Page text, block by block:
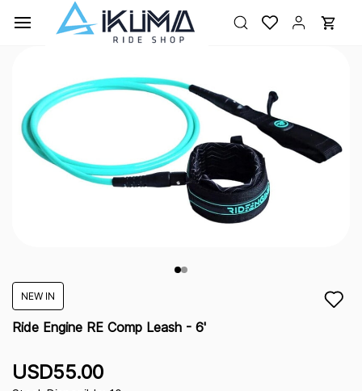
contenido
NEW IN
Ride Engine RE Comp Leash - 6'
USD55.00